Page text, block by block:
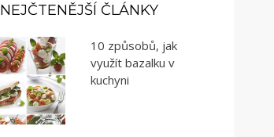
NEJČTENĚJŠÍ ČLÁNKY
10 způsobů, jak
využít bazalku v
kuchyni